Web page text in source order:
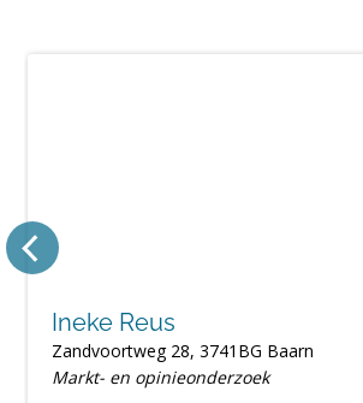
Ineke Reus
Zandvoortweg 28, 3741BG Baarn
Markt- en opinieonderzoek